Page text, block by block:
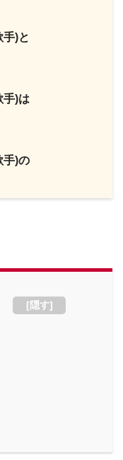
手)と
手)は
手)の
[隠す]